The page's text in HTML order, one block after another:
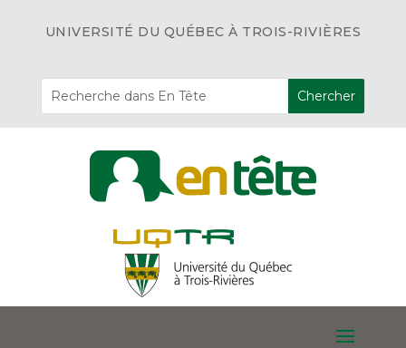
UNIVERSITÉ DU QUÉBEC À TROIS-RIVIÈRES